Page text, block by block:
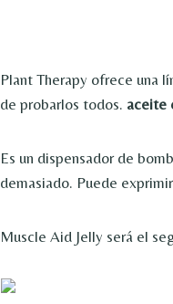
Plant Therapy ofrece una
de probarlos todos. aceite
Es un dispensador de
demasiado. Puede
Muscle Aid Jelly será el